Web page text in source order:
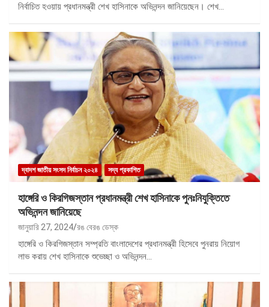
নির্বাচিত হওয়ায় প্রধানমন্ত্রী শেখ হাসিনাকে অভিনন্দন জানিয়েছেন। শেখ…
দ্বাদশ জাতীয় সংসদ নির্বাচন ২০২৪ সদ্য প্রকাশিত
হাঙ্গেরি ও কিরগিজস্তান প্রধানমন্ত্রী শেখ হাসিনাকে পুনঃনিযুক্তিতে
অভিনন্দন জানিয়েছে
জানুয়ারি 27, 2024 রঙ বেরঙ ডেস্ক
হাঙ্গেরি ও কিরগিজস্তান সম্প্রতি বাংলাদেশের প্রধানমন্ত্রী হিসেবে পুনরায় নিয়োগ
লাভ করায় শেখ হাসিনাকে শুভেচ্ছা ও অভিনন্দন…